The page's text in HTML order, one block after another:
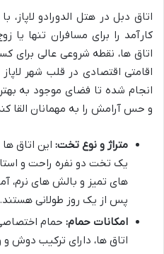
کارآمد را برای مسافران تنها
اتاق ها، نقطه شروعی عالی برای
اقامتی اقتصادی در قلب شهر
انجام شده تا فضای موجود به
و حس آرامش را به مهمانان القا
متراژ و نوع تخت:
یک تخت دو نفره راحت و
های تمیز و بالش های نرم،
پس از یک روز طولانی هستند.
امکانات حمام: حمام
اتاق ها، دارای ترکیب دوش